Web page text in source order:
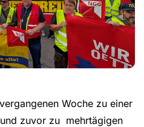
Woche zu einer
zuvor zu mehrtägigen